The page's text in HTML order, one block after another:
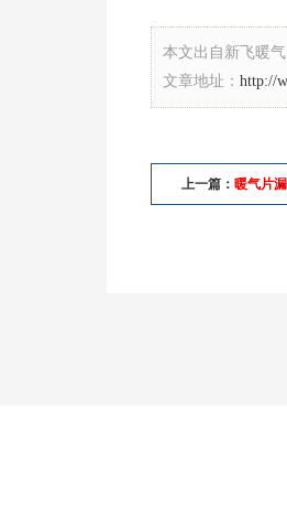
本文出自新飞暖
文章地址： http://
上一篇： 暖气片